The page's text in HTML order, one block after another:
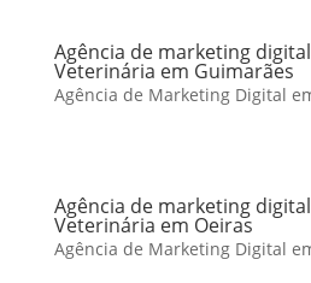
Agência de marketing
Veterinária em Guimarães
Agência de Marketing Digital
Agência de marketing
Veterinária em Oeiras
Agência de Marketing Digital